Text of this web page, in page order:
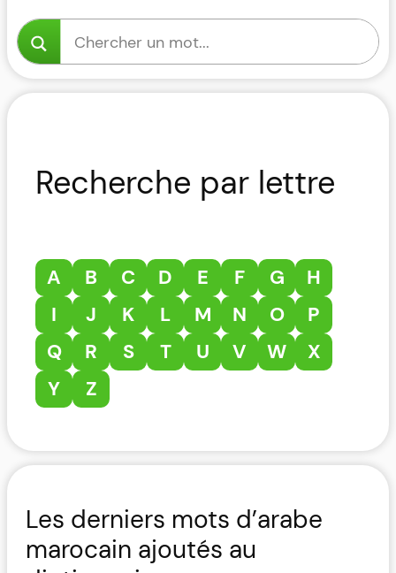
Recherche par lettre
A B C D E F G
H
I
J K L M N O
P
Q
R S T U V W
X
Y
Z
Les derniers mots d’arabe
marocain ajoutés au